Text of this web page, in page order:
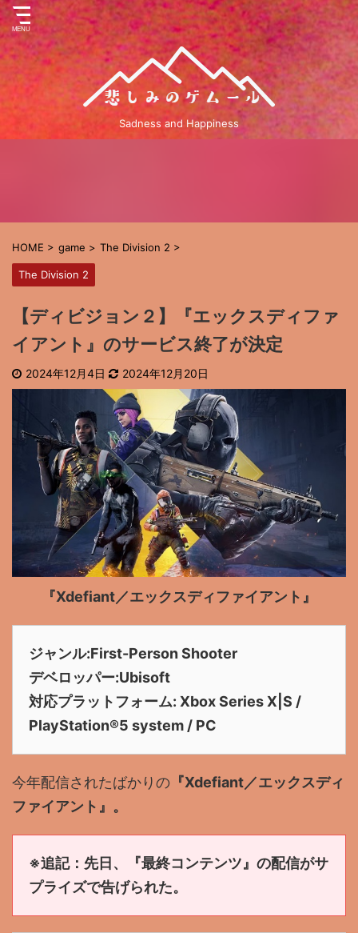
Sadness and Happiness
HOME > game > The Division 2 >
The Division 2
【ディビジョン２】『エックスディファ
イアント』のサービス終了が決定
2024年12月4日 2024年12月20日
『Xdefiant／エックスディファイアント』
ジャンル:First-Person Shooter
デベロッパー:Ubisoft
対応プラットフォーム: Xbox Series X|S /
PlayStation®5 system / PC
今年配信されたばかりの 『Xdefiant／エックスディ
ファイアント』 。
※追記：先日、『最終コンテンツ』の配信がサ
プライズで告げられた。